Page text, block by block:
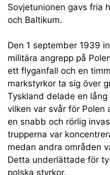
Sovjetunionen gavs fria
och Baltikum.
Den 1 september 1939
militära angrepp på
ett flyganfall och en
markstyrkor ta sig över
Tyskland delade en
vilken var svår för Polen
en snabb och rörlig
trupperna var
medan andra områden
Detta underlättade för
polska styrkor.